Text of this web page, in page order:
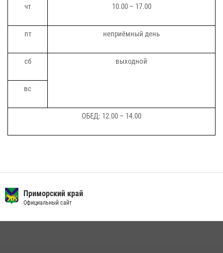
чт 10.00 – 17.00
пт неприёмный день
сб выходной
вс
ОБЕД: 12.00 – 14.00
Приморский край
Официальный сайт